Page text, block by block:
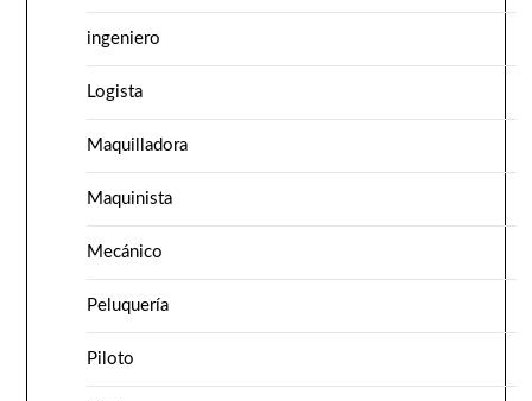
ingeniero
Logista
Maquilladora
Maquinista
Mecánico
Peluquería
Piloto